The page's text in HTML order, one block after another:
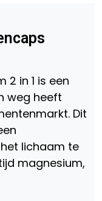
2 in 1 is een
weg heeft
Dit
lichaam te
magnesium,